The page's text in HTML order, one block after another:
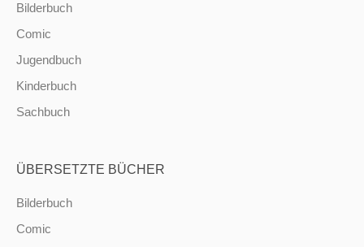
Bilderbuch
Comic
Jugendbuch
Kinderbuch
Sachbuch
ÜBERSETZTE BÜCHER
Bilderbuch
Comic